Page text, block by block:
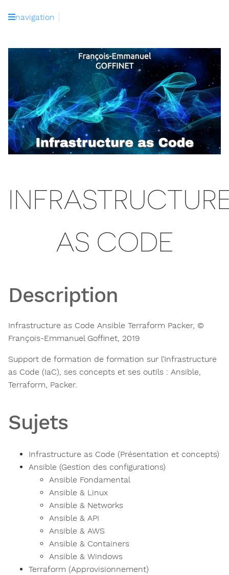
navigation
AS CODE
Description
Infrastructure as Code Ansible Terraform Packer, ©
François-Emmanuel Goffinet, 2019
Support de formation de formation sur l’Infrastructure
as Code (IaC), ses concepts et ses outils : Ansible,
Terraform, Packer.
Sujets
Infrastructure as Code (Présentation et concepts)
Ansible (Gestion des configurations)
Ansible Fondamental
Ansible & Linux
Ansible & Networks
Ansible & API
Ansible & AWS
Ansible & Containers
Ansible & Windows
Terraform (Approvisionnement)